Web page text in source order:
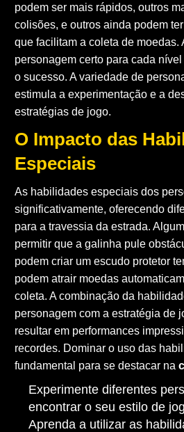
podem ser mais rápidos, outros
colisões, e outros ainda podem
que facilitam a coleta de moedas.
personagem certo para cada
o sucesso. A variedade de
estimula a experimentação e a
estratégias de jogo.
O Impacto das
Especiais
As habilidades especiais dos
significativamente, oferecendo
para a travessia da estrada.
permitir que a galinha pule
podem criar um escudo protetor
podem atrair moedas
coleta. A combinação da
personagem com a estratégia de
resultar em performances
recordes. Dominar o uso das
fundamental para se destacar na
Experimente diferentes
encontrar o seu estilo de
Aprenda a utilizar as